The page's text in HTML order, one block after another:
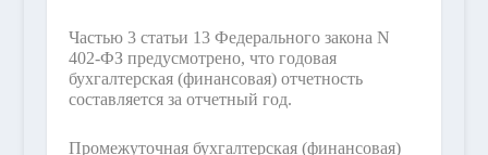
Частью 3 статьи 13 Федерального закона N
402-ФЗ предусмотрено, что годовая
бухгалтерская (финансовая) отчетность
составляется за отчетный год.
Промежуточная бухгалтерская (финансовая)